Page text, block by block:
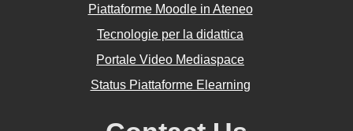
Piattaforme Moodle in Ateneo
Tecnologie per la didattica
Portale Video Mediaspace
Status Piattaforme Elearning